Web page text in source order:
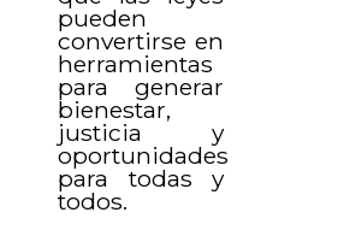
pueden
convertirse en
herramientas
para generar
bienestar,
justicia y
oportunidades
para todas y
todos.